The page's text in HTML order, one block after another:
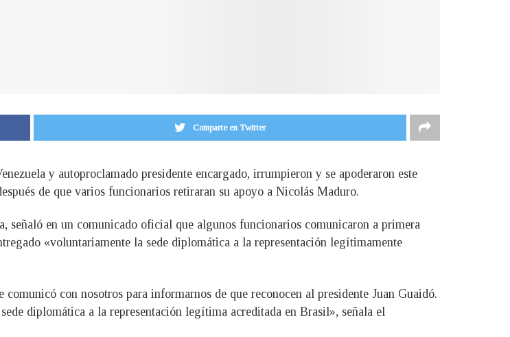
Comparte en Twitter
y autoproclamado presidente encargado, irrumpieron y se apoderaron este
de que varios funcionarios retiraran su apoyo a Nicolás Maduro.
señaló en un comunicado oficial que algunos funcionarios comunicaron a primera
«voluntariamente la sede diplomática a la representación legítimamente
con nosotros para informarnos de que reconocen al presidente Juan Guaidó.
diplomática a la representación legítima acreditada en Brasil», señala el